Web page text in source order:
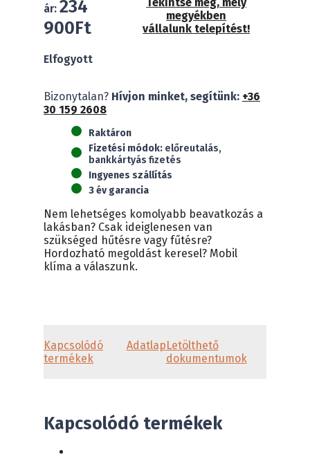
ár: 234
900Ft
Elfogyott
megyékben
vállalunk telepítést!
Bizonytalan? Hívjon minket, segítünk: +36
30 159 2608
Raktáron
Fizetési módok: előreutalás,
bankkártyás fizetés
Ingyenes szállítás
3 év garancia
Nem lehetséges komolyabb beavatkozás a
lakásban? Csak ideiglenesen van
szükséged hűtésre vagy fűtésre?
Hordozható megoldást keresel? Mobil
klíma a válaszunk.
Kapcsolódó
termékek
AdatlapLetölthető
dokumentumok
Kapcsolódó termékek